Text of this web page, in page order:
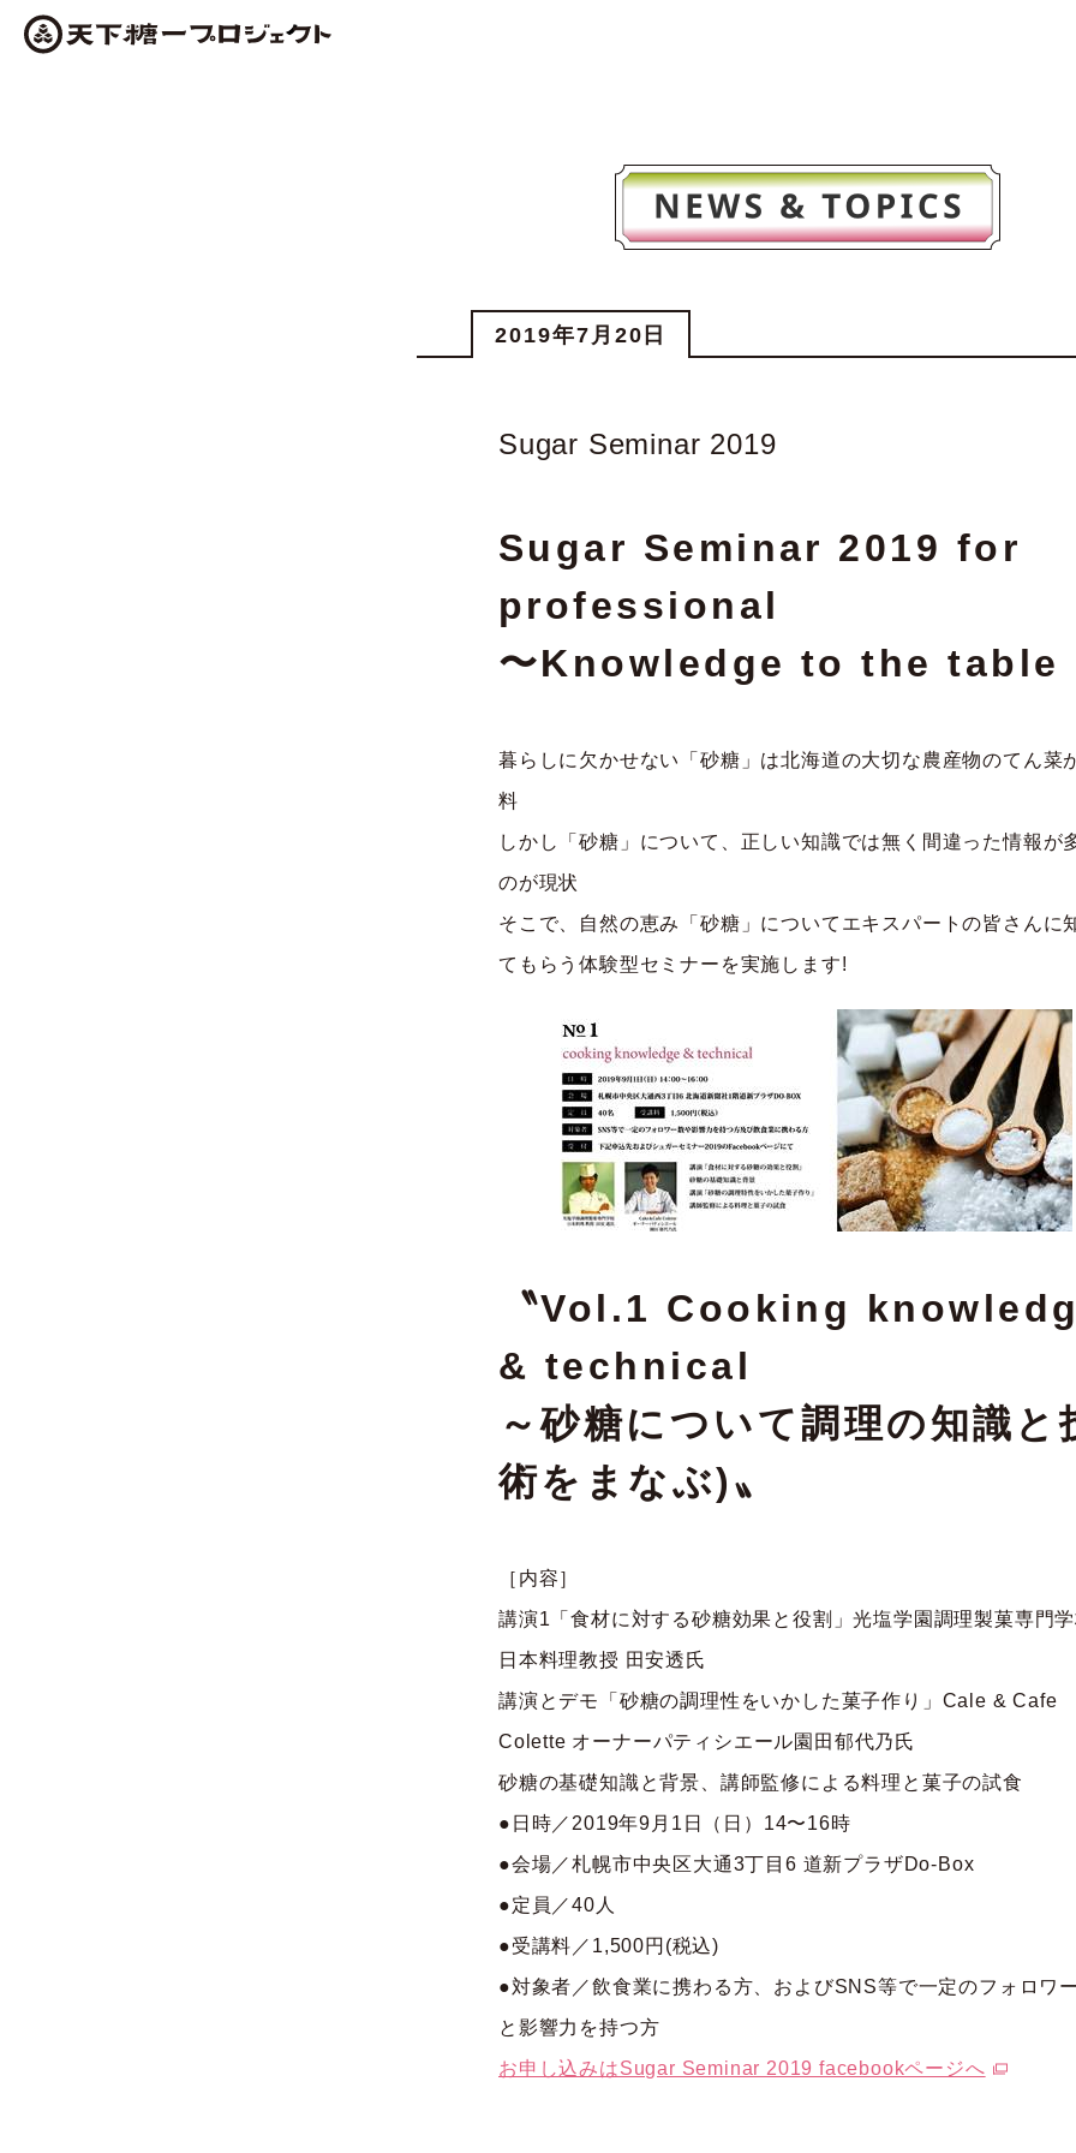
2019年7月20日
Sugar Seminar 2019
Sugar Seminar 2019 for
professional
〜Knowledge to the table
暮らしに欠かせない「砂糖」は北海道の大切な農産物のてん菜
料
しかし「砂糖」について、正しい知識では無く間違った情報が
のが現状
そこで、自然の恵み「砂糖」についてエキスパートの皆さんに
てもらう体験型セミナーを実施します!
〝Vol.1 Cooking
& technical
～砂糖について調理の知識と
術をまなぶ)〟
［内容］
講演1「食材に対する砂糖効果と役割」光塩学園調理製菓専門
日本料理教授 田安透氏
講演とデモ「砂糖の調理性をいかした菓子作り」Cale & Cafe
Colette オーナーパティシエール園田郁代乃氏
砂糖の基礎知識と背景、講師監修による料理と菓子の試食
●日時／2019年9月1日（日）14〜16時
●会場／札幌市中央区大通3丁目6 道新プラザDo-Box
●定員／40人
●受講料／1,500円(税込)
●対象者／飲食業に携わる方、およびSNS等で一定のフォロワ
と影響力を持つ方
お申し込みはSugar Seminar 2019 facebookページへ